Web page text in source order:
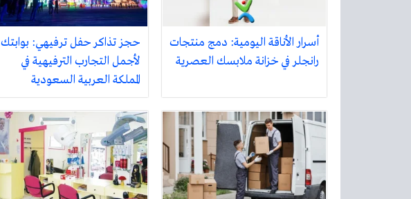
أسرار الأناقة اليومية: دمج منتجات
رانجلر في خزانة ملابسك العصرية
حجز تذاكر حفل ترفيهي: بوابتك
لأجمل التجارب الترفيهية في
المملكة العربية السعودية